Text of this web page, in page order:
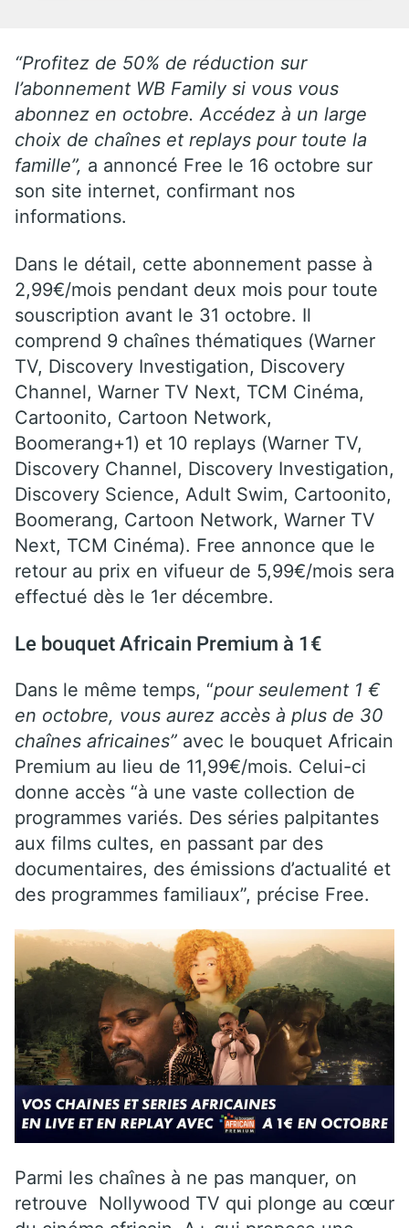
“Profitez de 50% de réduction sur
l’abonnement WB Family si vous vous
abonnez en octobre. Accédez à un large
choix de chaînes et replays pour toute la
famille”, a annoncé Free le 16 octobre sur
son site internet, confirmant nos
informations.
Dans le détail, cette abonnement passe à
2,99€/mois pendant deux mois pour toute
souscription avant le 31 octobre. Il
comprend 9 chaînes thématiques (Warner
TV, Discovery Investigation, Discovery
Channel, Warner TV Next, TCM Cinéma,
Cartoonito, Cartoon Network,
Boomerang+1) et 10 replays (Warner TV,
Discovery Channel, Discovery Investigation,
Discovery Science, Adult Swim, Cartoonito,
Boomerang, Cartoon Network, Warner TV
Next, TCM Cinéma). Free annonce que le
retour au prix en vifueur de 5,99€/mois sera
effectué dès le 1er décembre.
Le bouquet Africain Premium à 1€
Dans le même temps, “pour seulement 1 €
en octobre, vous aurez accès à plus de 30
chaînes africaines” avec le bouquet Africain
Premium au lieu de 11,99€/mois. Celui-ci
donne accès “à une vaste collection de
programmes variés. Des séries palpitantes
aux films cultes, en passant par des
documentaires, des émissions d’actualité et
des programmes familiaux”, précise Free.
Parmi les chaînes à ne pas manquer, on
retrouve Nollywood TV qui plonge au cœur